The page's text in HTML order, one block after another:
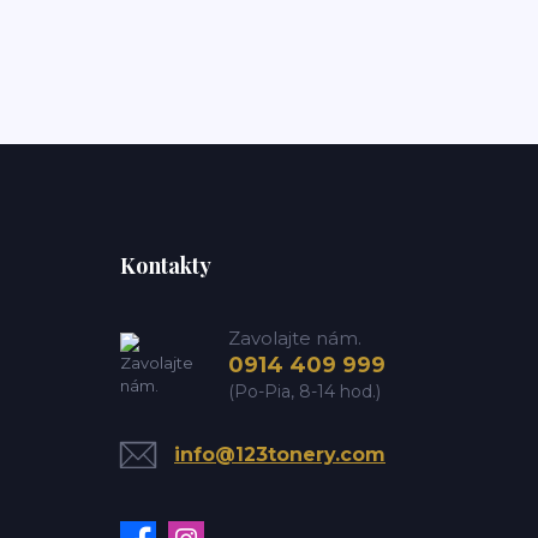
Kontakty
Zavolajte nám.
0914 409 999
(Po-Pia, 8-14 hod.)
info@123tonery.com